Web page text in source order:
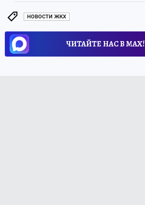
НОВОСТИ ЖКХ
ЧИТАЙТЕ НАС В МАХ!